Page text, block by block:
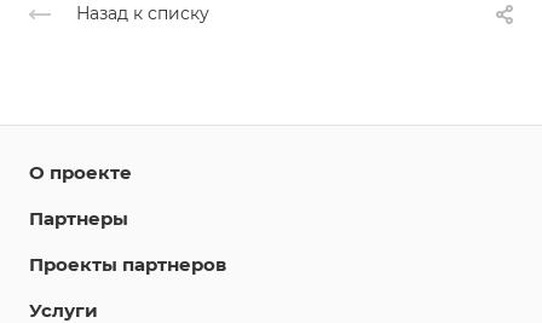
Назад к списку
О проекте
Партнеры
Проекты партнеров
Услуги